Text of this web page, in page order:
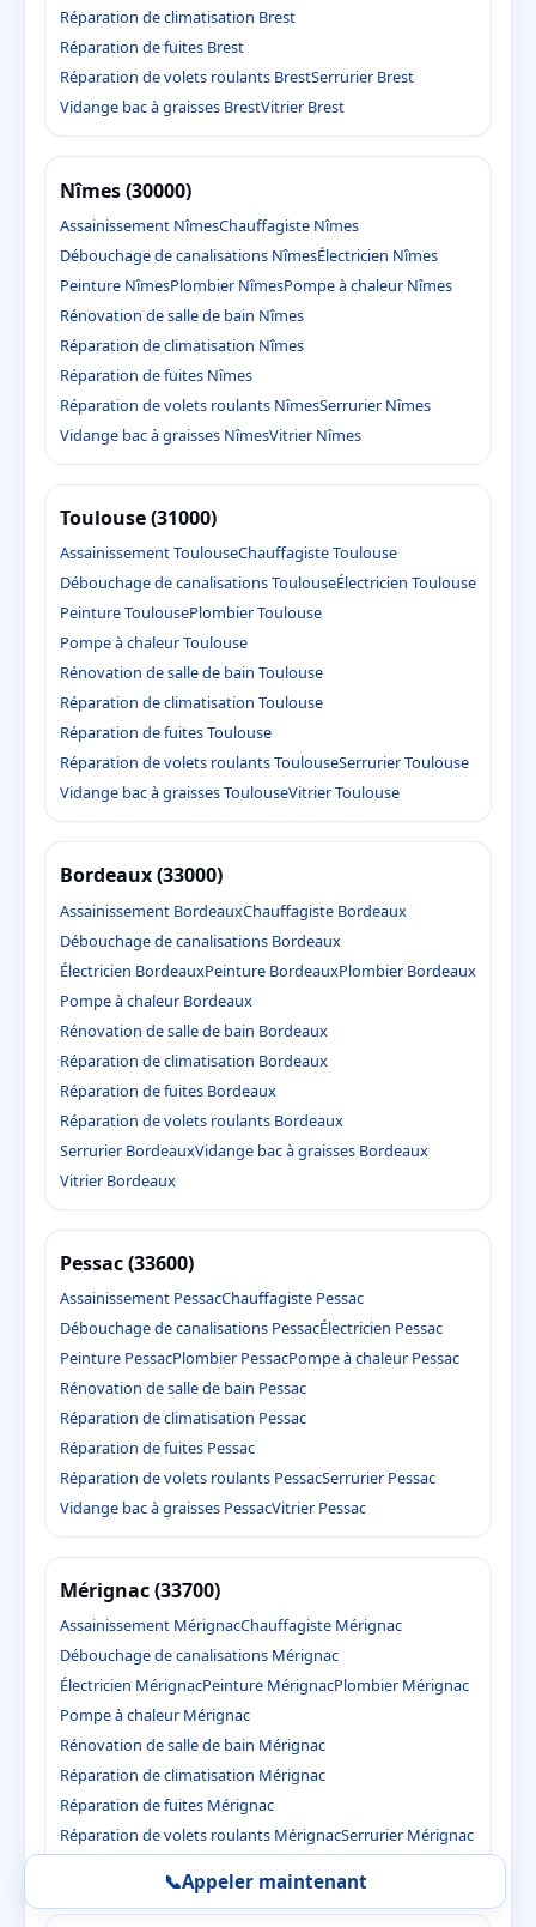
Réparation de climatisation Brest
Réparation de fuites Brest
Réparation de volets roulants BrestSerrurier Brest
Vidange bac à graisses BrestVitrier Brest
Nîmes (30000)
Assainissement NîmesChauffagiste Nîmes
Débouchage de canalisations NîmesÉlectricien Nîmes
Peinture NîmesPlombier NîmesPompe à chaleur Nîmes
Rénovation de salle de bain Nîmes
Réparation de climatisation Nîmes
Réparation de fuites Nîmes
Réparation de volets roulants NîmesSerrurier Nîmes
Vidange bac à graisses NîmesVitrier Nîmes
Toulouse (31000)
Assainissement ToulouseChauffagiste Toulouse
Débouchage de canalisations ToulouseÉlectricien Toulouse
Peinture ToulousePlombier Toulouse
Pompe à chaleur Toulouse
Rénovation de salle de bain Toulouse
Réparation de climatisation Toulouse
Réparation de fuites Toulouse
Réparation de volets roulants ToulouseSerrurier Toulouse
Vidange bac à graisses ToulouseVitrier Toulouse
Bordeaux (33000)
Assainissement BordeauxChauffagiste Bordeaux
Débouchage de canalisations Bordeaux
Électricien BordeauxPeinture BordeauxPlombier Bordeaux
Pompe à chaleur Bordeaux
Rénovation de salle de bain Bordeaux
Réparation de climatisation Bordeaux
Réparation de fuites Bordeaux
Réparation de volets roulants Bordeaux
Serrurier BordeauxVidange bac à graisses Bordeaux
Vitrier Bordeaux
Pessac (33600)
Assainissement PessacChauffagiste Pessac
Débouchage de canalisations PessacÉlectricien Pessac
Peinture PessacPlombier PessacPompe à chaleur Pessac
Rénovation de salle de bain Pessac
Réparation de climatisation Pessac
Réparation de fuites Pessac
Réparation de volets roulants PessacSerrurier Pessac
Vidange bac à graisses PessacVitrier Pessac
Mérignac (33700)
Assainissement MérignacChauffagiste Mérignac
Débouchage de canalisations Mérignac
Électricien MérignacPeinture MérignacPlombier Mérignac
Pompe à chaleur Mérignac
Rénovation de salle de bain Mérignac
Réparation de climatisation Mérignac
Réparation de fuites Mérignac
Réparation de volets roulants MérignacSerrurier Mérignac
📞Appeler maintenant